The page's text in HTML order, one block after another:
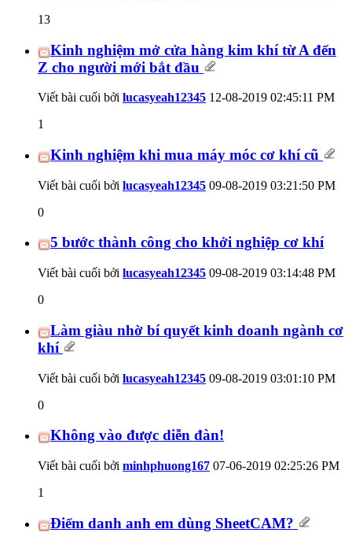
13
Kinh nghiệm mở cửa hàng kim khí từ A đến
Z cho người mới bắt đầu
Viết bài cuối bởi lucasyeah12345 12-08-2019 02:45:11 PM
1
Kinh nghiệm khi mua máy móc cơ khí cũ
Viết bài cuối bởi lucasyeah12345 09-08-2019 03:21:50 PM
0
5 bước thành công cho khởi nghiệp cơ khí
Viết bài cuối bởi lucasyeah12345 09-08-2019 03:14:48 PM
0
Làm giàu nhờ bí quyết kinh doanh ngành cơ
khí
Viết bài cuối bởi lucasyeah12345 09-08-2019 03:01:10 PM
0
Không vào được diễn đàn!
Viết bài cuối bởi minhphuong167 07-06-2019 02:25:26 PM
1
Điểm danh anh em dùng SheetCAM?